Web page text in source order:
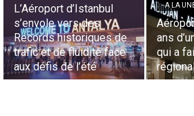
L’Aéroport d’Istanbul
s’envole vers des
Records historiques de
trafic et de fluidité face
aux défis de l’été
- A LA
ans
qui a